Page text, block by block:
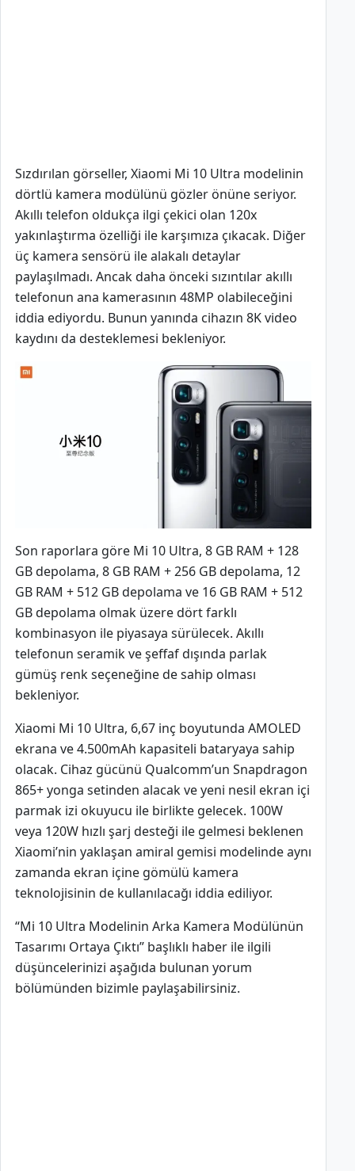
Sızdırılan görseller, Xiaomi Mi 10 Ultra modelinin
dörtlü kamera modülünü gözler önüne seriyor.
Akıllı telefon oldukça ilgi çekici olan 120x
yakınlaştırma özelliği ile karşımıza çıkacak. Diğer
üç kamera sensörü ile alakalı detaylar
paylaşılmadı. Ancak daha önceki sızıntılar akıllı
telefonun ana kamerasının 48MP olabileceğini
iddia ediyordu. Bunun yanında cihazın 8K video
kaydını da desteklemesi bekleniyor.
Son raporlara göre Mi 10 Ultra, 8 GB RAM + 128
GB depolama, 8 GB RAM + 256 GB depolama, 12
GB RAM + 512 GB depolama ve 16 GB RAM + 512
GB depolama olmak üzere dört farklı
kombinasyon ile piyasaya sürülecek. Akıllı
telefonun seramik ve şeffaf dışında parlak
gümüş renk seçeneğine de sahip olması
bekleniyor.
Xiaomi Mi 10 Ultra, 6,67 inç boyutunda AMOLED
ekrana ve 4.500mAh kapasiteli bataryaya sahip
olacak. Cihaz gücünü Qualcomm’un Snapdragon
865+ yonga setinden alacak ve yeni nesil ekran içi
parmak izi okuyucu ile birlikte gelecek. 100W
veya 120W hızlı şarj desteği ile gelmesi beklenen
Xiaomi’nin yaklaşan amiral gemisi modelinde aynı
zamanda ekran içine gömülü kamera
teknolojisinin de kullanılacağı iddia ediliyor.
“Mi 10 Ultra Modelinin Arka Kamera Modülünün
Tasarımı Ortaya Çıktı” başlıklı haber ile ilgili
düşüncelerinizi aşağıda bulunan yorum
bölümünden bizimle paylaşabilirsiniz.